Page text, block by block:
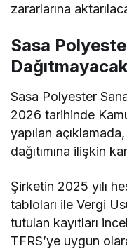
zararlarına
Sasa
Dağıtmayacak
Sasa Polyester
2026 tarihinde
yapılan
dağıtımına ilişkin
Şirketin 2025 yılı
tabloları ile Vergi
tutulan kayıtları
TFRS’ye uygun